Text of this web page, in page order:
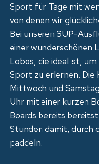
Sport für Tage mit
von denen wir
Bei unseren SUP-
einer wunderschönen
Lobos, die ideal ist,
Sport zu erlernen. Die
Mittwoch und
Uhr mit einer kurzen
Boards bereits
Stunden damit, durch
paddeln.